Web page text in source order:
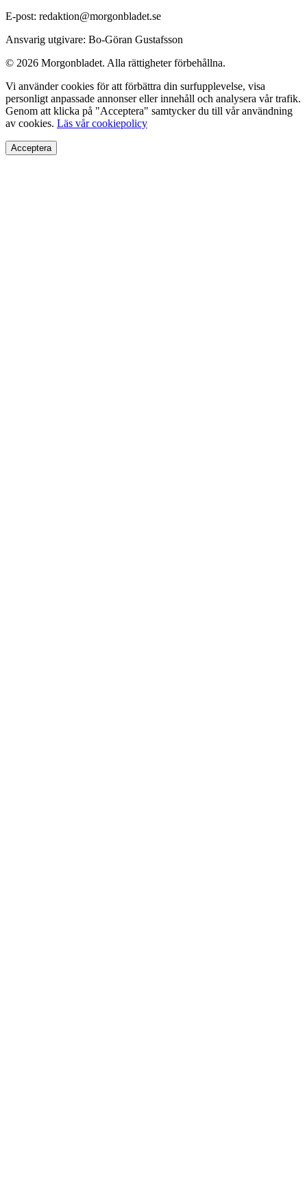
E-post: redaktion@morgonbladet.se
Ansvarig utgivare: Bo-Göran Gustafsson
© 2026 Morgonbladet. Alla rättigheter förbehållna.
Vi använder cookies för att förbättra din surfupplevelse, visa
personligt anpassade annonser eller innehåll och analysera vår trafik.
Genom att klicka på "Acceptera" samtycker du till vår användning
av cookies. Läs vår cookiepolicy
Acceptera